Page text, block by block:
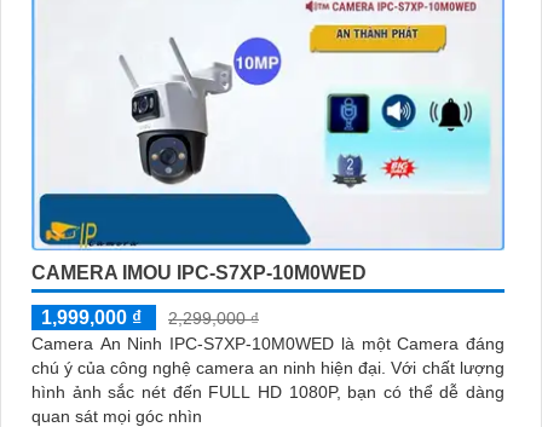
CAMERA IMOU IPC-S7XP-10M0WED
1,999,000 ₫
2,299,000 ₫
Camera An Ninh IPC-S7XP-10M0WED là một Camera đáng
chú ý của công nghệ camera an ninh hiện đại. Với chất lượng
hình ảnh sắc nét đến FULL HD 1080P, bạn có thể dễ dàng
quan sát mọi góc nhìn